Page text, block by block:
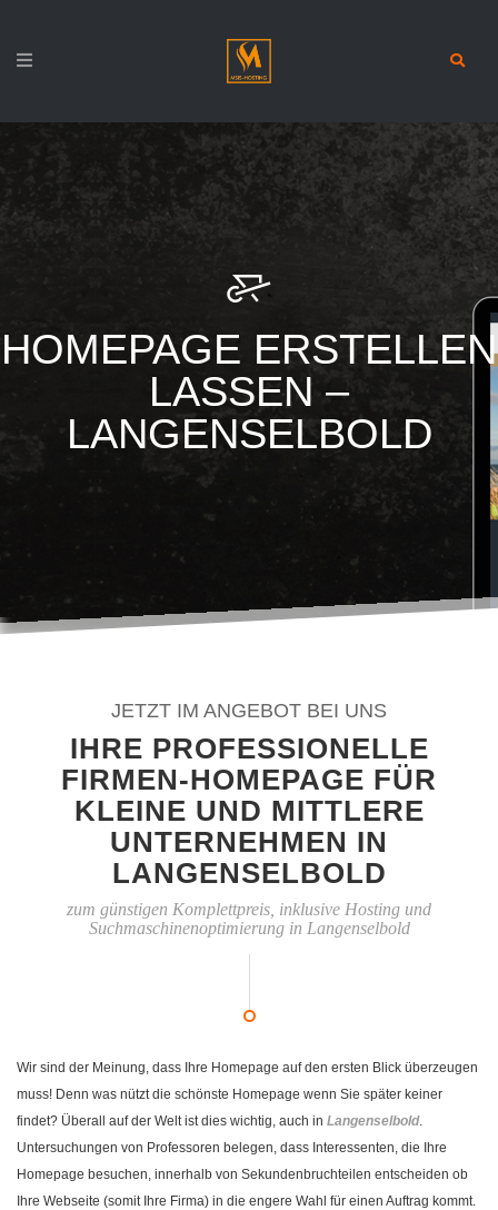
HOMEPAGE ERSTELLEN
LASSEN –
LANGENSELBOLD
JETZT IM ANGEBOT BEI UNS
IHRE PROFESSIONELLE
FIRMEN-HOMEPAGE FÜR
KLEINE UND MITTLERE
UNTERNEHMEN IN
LANGENSELBOLD
zum günstigen Komplettpreis, inklusive Hosting und
Suchmaschinenoptimierung in Langenselbold
Wir sind der Meinung, dass Ihre Homepage auf den ersten Blick überzeugen
muss! Denn was nützt die schönste Homepage wenn Sie später keiner
findet? Überall auf der Welt ist dies wichtig, auch in Langenselbold.
Untersuchungen von Professoren belegen, dass Interessenten, die Ihre
Homepage besuchen, innerhalb von Sekundenbruchteilen entscheiden ob
Ihre Webseite (somit Ihre Firma) in die engere Wahl für einen Auftrag kommt.